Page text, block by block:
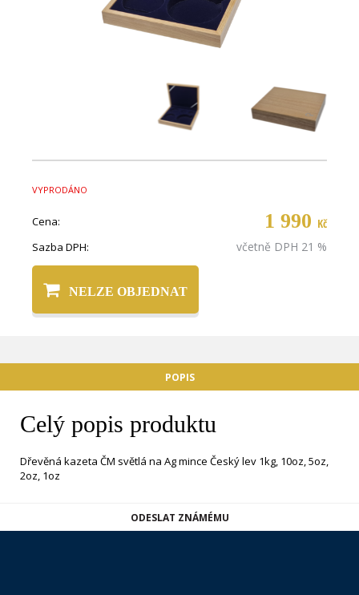
VYPRODÁNO
Cena: 1 990 Kč
Sazba DPH: včetně DPH 21 %
NELZE OBJEDNAT
POPIS
Celý popis produktu
Dřevěná kazeta ČM světlá na Ag mince Český lev 1kg, 10oz, 5oz,
2oz, 1oz
ODESLAT ZNÁMÉMU